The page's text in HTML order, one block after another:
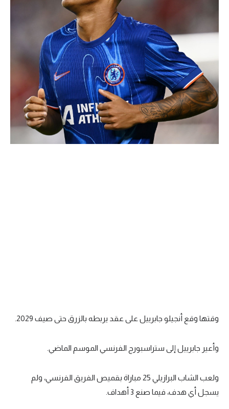
وقتها وقع أنجيلو جابرييل على عقد يربطه بالزرق حتى صيف 2029.
وأعير جابرييل إلى ستراسبورج الفرنسي الموسم الماضي.
ولعب الشاب البرازيلي 25 مباراة بقميص الفريق الفرنسي، ولم
يسجل أي هدف، فيما صنع 3 أهداف.